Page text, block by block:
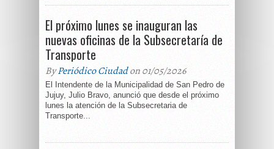
El próximo lunes se inauguran las
nuevas oficinas de la Subsecretaría de
Transporte
ByPeriódico Ciudadon 01/05/2026
El Intendente de la Municipalidad de San Pedro de
Jujuy, Julio Bravo, anunció que desde el próximo
lunes la atención de la Subsecretaria de
Transporte...